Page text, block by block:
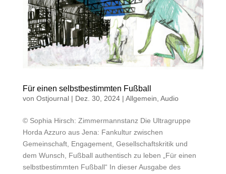
Für einen selbstbestimmten Fußball
von Ostjournal| Dez. 30, 2024| Allgemein, Audio
© Sophia Hirsch: Zimmermannstanz Die Ultragruppe
Horda Azzuro aus Jena: Fankultur zwischen
Gemeinschaft, Engagement, Gesellschaftskritik und
dem Wunsch, Fußball authentisch zu leben „Für einen
selbstbestimmten Fußball“ In dieser Ausgabe des